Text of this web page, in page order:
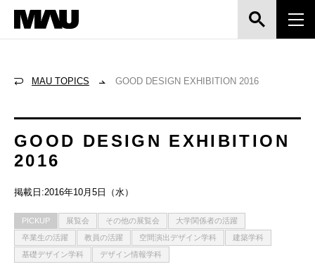
MAU TOPICS GOOD DESIGN EXHIBITION 2016
GOOD DESIGN EXHIBITION
2016
掲載日:2016年10月5日（水）
PICKUP 展覧会 その他の展覧会
大学関係者の活躍
卒業生の活躍
教員の活躍 空間演出デザイン学科
建築学科
基礎デザイン学科
デザイン情報学科